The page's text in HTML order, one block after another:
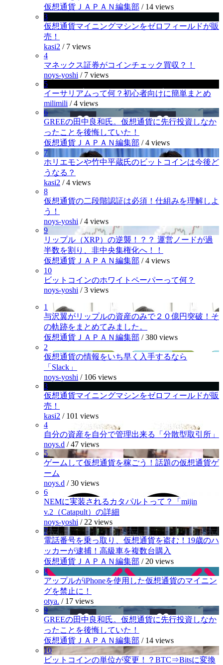
仮想通貨ＪＡＰＡＮ編集部 / 14 views
3
仮想通貨マイニングマシンをゼロフィールドが販
売！
kasi2 / 7 views
4
マネックス証券がコインチェック買収？！
noys-yoshi / 7 views
5
イーサリアムって何？初心者向けに簡単まとめ
milimili /4 views
6
GREEの田中良和氏。仮想通貨に先行投資しなか
ったことを後悔していた！
仮想通貨ＪＡＰＡＮ編集部 /4 views
7
ホリエモンや竹中平蔵氏のビットコインは今後ど
うなる？
kasi2 /4 views
8
仮想通貨の二段階認証は必須！仕組みを理解しよ
う！
noys-yoshi /4 views
9
リップル（XRP）の逆襲！？？ 運営ノードが過
半数を割り、非中央集権化へ！！
仮想通貨ＪＡＰＡＮ編集部 /4 views
10
ビットコインのホワイトペーパーって何？
noys-yoshi /3 views
1
与沢翼がリップルの資産のみで２０億円突破！そ
の軌跡をまとめてみました。
仮想通貨ＪＡＰＡＮ編集部 /380 views
2
仮想通貨の情報をいち早く入手するなら
「Slack」
noys-yoshi / 106 views
3
仮想通貨マイニングマシンをゼロフィールドが販
売！
kasi2 / 101 views
4
自分の資産を自分で管理出来る「分散型取引所」
noys.d /47 views
5
ゲームして仮想通貨を稼ごう！話題の仮想通貨ゲ
ーム
noys.d /30 views
6
NEMに実装されるカタパルトって？「mijin
v.2（Catapult）の詳細
noys-yoshi / 22 views
7
電話番号を乗っ取り、仮想通貨を盗む！19歳のハ
ッカーが逮捕！高級車を複数台購入
仮想通貨ＪＡＰＡＮ編集部 / 20 views
8
アップルがiPhoneを使用した仮想通貨のマイニン
グを禁止に！
otya. / 17 views
9
GREEの田中良和氏。仮想通貨に先行投資しなか
ったことを後悔していた！
仮想通貨ＪＡＰＡＮ編集部 / 14 views
10
ビットコインの単位が変更！？BTC⇒Bitsに変換